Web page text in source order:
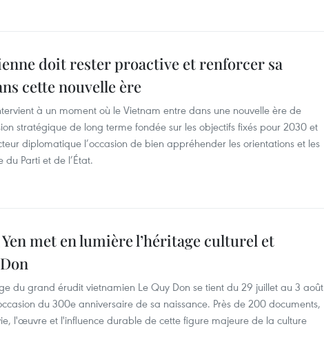
doit rester proactive et renforcer sa
cette nouvelle ère
à un moment où le Vietnam entre dans une nouvelle ère de
stratégique de long terme fondée sur les objectifs fixés pour 2030 et
diplomatique l’occasion de bien appréhender les orientations et les
Parti et de l’État.
met en lumière l’héritage culturel et
du grand érudit vietnamien Le Quy Don se tient du 29 juillet au 3 août
du 300e anniversaire de sa naissance. Près de 200 documents,
l'œuvre et l'influence durable de cette figure majeure de la culture